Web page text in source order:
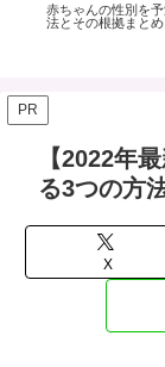
赤ちゃんの性別を
法とその根拠まとめ
PR
【2022年
る3つの方
X